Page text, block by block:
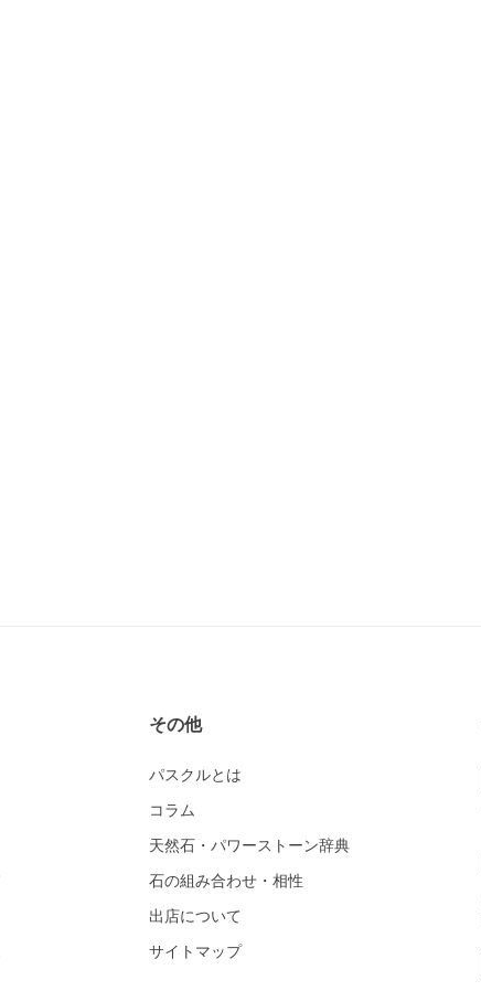
その他
パスクルとは
コラム
天然石・パワーストーン辞典
石の組み合わせ・相性
出店について
サイトマップ